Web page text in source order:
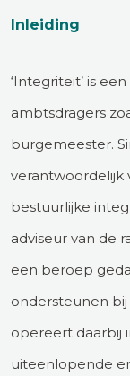
Inleiding
‘Integriteit’ is
ambtsdragers
burgemeester.
verantwoordelijk
bestuurlijke
adviseur van de
een beroep
ondersteunen
opereert daarbij
uiteenlopende